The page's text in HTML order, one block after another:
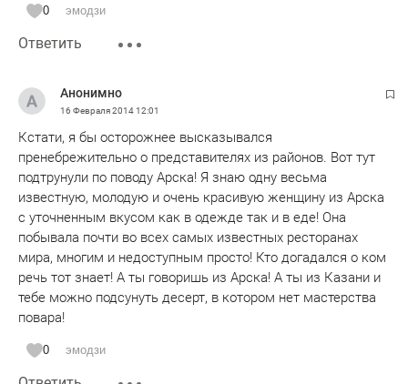
0 эмодзи
Ответить
Анонимно
16 Февраля 201412:01
Кстати, я бы осторожнее высказывался
пренебрежительно о представителях из районов. Вот тут
подтрунули по поводу Арска! Я знаю одну весьма
известную, молодую и очень красивую женщину из Арска
с уточненным вкусом как в одежде так и в еде! Она
побывала почти во всех самых известных ресторанах
мира, многим и недоступным просто! Кто догадался о ком
речь тот знает! А ты говоришь из Арска! А ты из Казани и
тебе можно подсунуть десерт, в котором нет мастерства
повара!
0 эмодзи